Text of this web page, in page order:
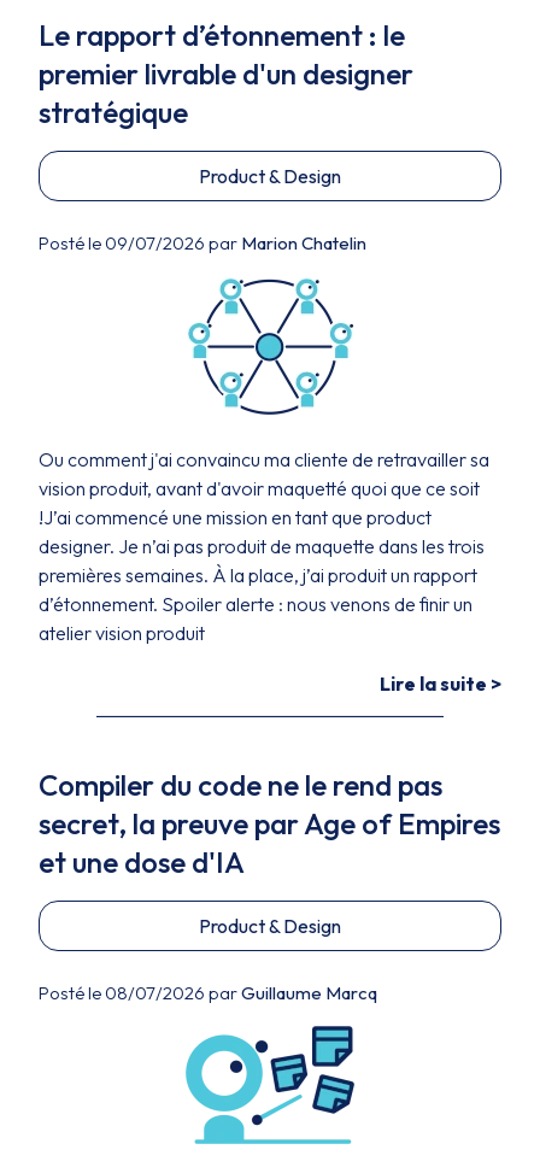
Le rapport d’étonnement : le
premier livrable d'un designer
stratégique
Product & Design
Posté le 09/07/2026 par Marion Chatelin
Ou comment j'ai convaincu ma cliente de retravailler sa
vision produit, avant d'avoir maquetté quoi que ce soit
!J’ai commencé une mission en tant que product
designer. Je n’ai pas produit de maquette dans les trois
premières semaines. À la place, j’ai produit un rapport
d’étonnement. Spoiler alerte : nous venons de finir un
atelier vision produit
Lire la suite >
Compiler du code ne le rend pas
secret, la preuve par Age of Empires
et une dose d'IA
Product & Design
Posté le 08/07/2026 parGuillaume Marcq